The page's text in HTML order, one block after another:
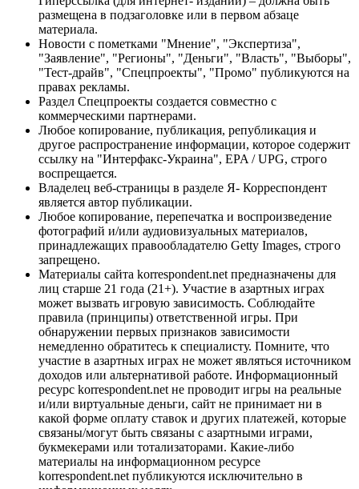
размещена в подзаголовке или в первом абзаце
материала.
Новости с пометками "Мнение", "Экспертиза",
"Заявление", "Регионы", "Деньги", "Власть", "Выборы",
"Тест-драйв", "Спецпроекты", "Промо" публикуются на
правах рекламы.
Раздел Спецпроекты создается совместно с
коммерческими партнерами.
Любое копирование, публикация, републикация и
другое распространение информации, которое содержит
ссылку на "Интерфакс-Украина", EPA / UPG, строго
воспрещается.
Владелец веб-страницы в разделе Я- Корреспондент
является автор публикации.
Любое копирование, перепечатка и воспроизведение
фотографий и/или аудиовизуальных материалов,
принадлежащих правообладателю Getty Images, строго
запрещено.
Материалы сайта korrespondent.net предназначены для
лиц старше 21 года (21+). Участие в азартных играх
может вызвать игровую зависимость. Соблюдайте
правила (принципы) ответственной игры. При
обнаружении первых признаков зависимости
немедленно обратитесь к специалисту. Помните, что
участие в азартных играх не может являться источником
доходов или альтернативой работе. Информационный
ресурс korrespondent.net не проводит игры на реальные
и/или виртуальные деньги, сайт не принимает ни в
какой форме оплату ставок и других платежей, которые
связаны/могут быть связаны с азартными играми,
букмекерами или тотализаторами. Какие-либо
материалы на информационном ресурсе
korrespondent.net публикуются исключительно в